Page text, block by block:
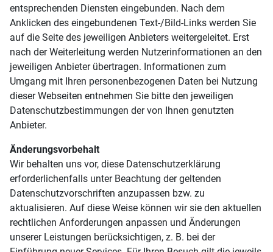
entsprechenden Diensten eingebunden. Nach dem
Anklicken des eingebundenen Text-/Bild-Links werden Sie
auf die Seite des jeweiligen Anbieters weitergeleitet. Erst
nach der Weiterleitung werden Nutzerinformationen an den
jeweiligen Anbieter übertragen. Informationen zum
Umgang mit Ihren personenbezogenen Daten bei Nutzung
dieser Webseiten entnehmen Sie bitte den jeweiligen
Datenschutzbestimmungen der von Ihnen genutzten
Anbieter.
Änderungsvorbehalt
Wir behalten uns vor, diese Datenschutzerklärung
erforderlichenfalls unter Beachtung der geltenden
Datenschutzvorschriften anzupassen bzw. zu
aktualisieren. Auf diese Weise können wir sie den aktuellen
rechtlichen Anforderungen anpassen und Änderungen
unserer Leistungen berücksichtigen, z. B. bei der